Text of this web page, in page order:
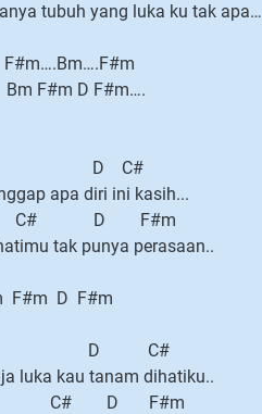
tubuh yang luka ku tak apa…
F#m D F#m….
D C#
apa diri ini kasih...
C# D F#m
tak punya perasaan..
F#m D F#m
D C#
luka kau tanam dihatiku..
C# D F#m